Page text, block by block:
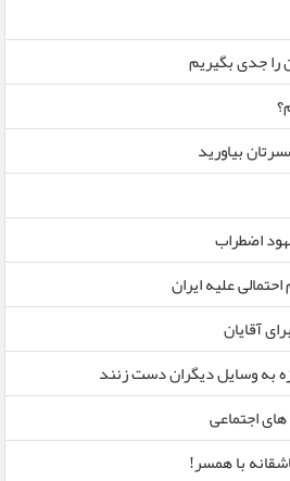
جدی بگیریم
بیاورید
اضطراب
علیه ایران
آقایان
به وسایل دیگران دست زنند
با همسر!